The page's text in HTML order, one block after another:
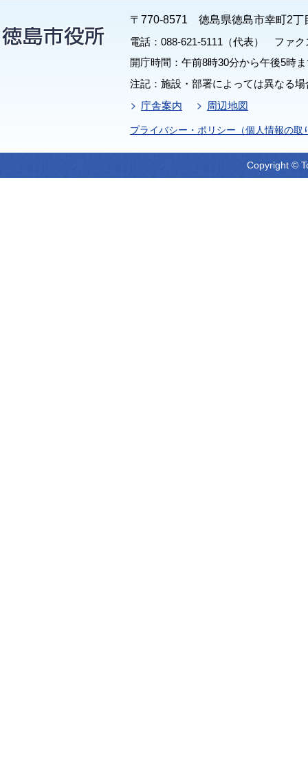
〒770-8571 徳島県徳島市幸町2丁
電話：088-621-5111（代表） ファク
開庁時間：午前8時30分から午後5時
注記：施設・部署によっては異なる
庁舎案内
周辺地図
プライバシー・ポリシー（個人情報の取
Copyright ©